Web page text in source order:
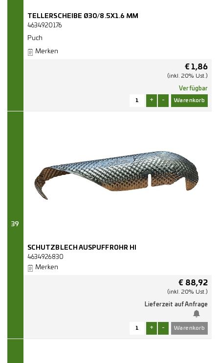
TELLERSCHEIBE Ø30/8.5X1.6 MM
4634920176
Puch
Merken
€1,86
(inkl. 20% Ust.)
Verfügbar
+ -
39
SCHUTZBLECH AUSPUFFROHR HI
4634926830
Merken
€ 88,92
(inkl. 20% Ust.)
Lieferzeit auf Anfrage
+ -